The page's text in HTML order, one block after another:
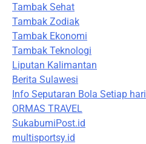
Tambak Sehat
Tambak Zodiak
Tambak Ekonomi
Tambak Teknologi
Liputan Kalimantan
Berita Sulawesi
Info Seputaran Bola Setiap hari
ORMAS TRAVEL
SukabumiPost.id
multisportsy.id